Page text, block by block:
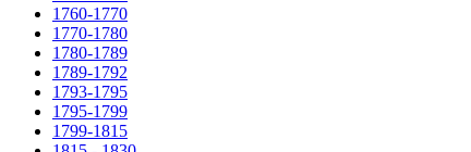
1760-1770
1770-1780
1780-1789
1789-1792
1793-1795
1795-1799
1799-1815